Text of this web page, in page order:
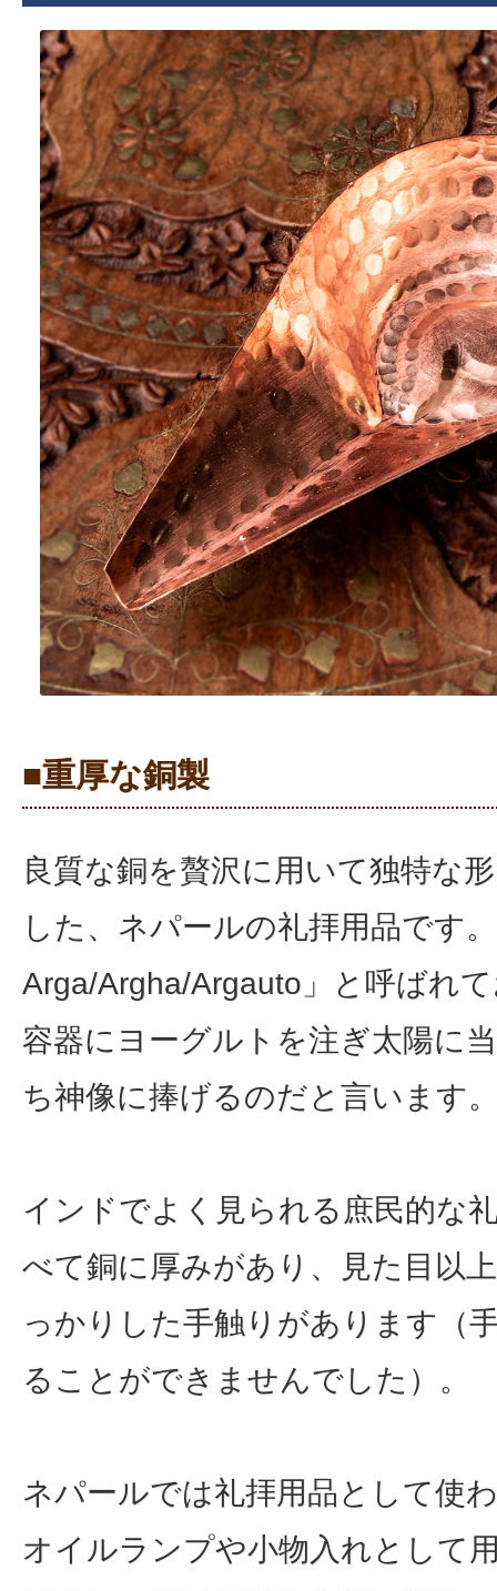
■重厚な銅製
良質な銅を贅沢に用いて独特な
した、ネパールの礼拝用品です
Arga/Argha/Argauto」と呼ばれ
容器にヨーグルトを注ぎ太陽に
ち神像に捧げるのだと言います
インドでよく見られる庶民的な
べて銅に厚みがあり、見た目以
っかりした手触りがあります（
ることができませんでした）。
ネパールでは礼拝用品として使
オイルランプや小物入れとして